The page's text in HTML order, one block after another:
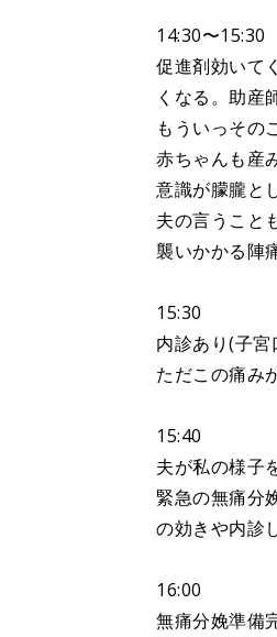
14:30〜15:30
促進剤効いて
くなる。助産
もういっその
赤ちゃんも産
意識が朦朧と
夫の言うこと
襲いかかる陣
15:30
内診あり(子
ただこの痛み
15:40
夫が私の様子
緊急の無痛分
の効きや内診
16:00
無痛分娩準備